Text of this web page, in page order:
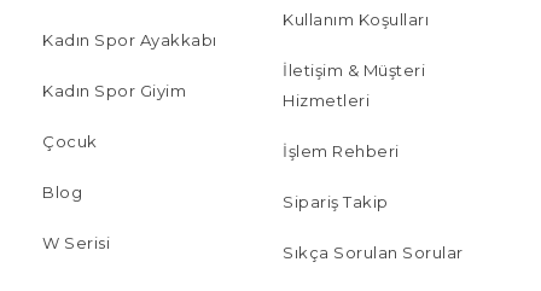
Kadın Spor Ayakkabı
Kadın Spor Giyim
Çocuk
Blog
W Serisi
Kullanım Koşulları
İletişim & Müşteri
Hizmetleri
İşlem Rehberi
Sipariş Takip
Sıkça Sorulan Sorular